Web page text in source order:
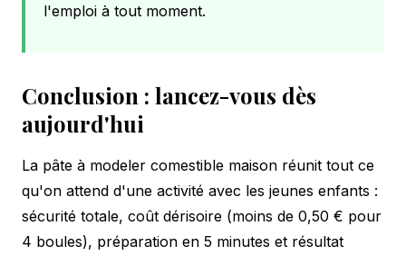
l'emploi à tout moment.
Conclusion : lancez-vous dès
aujourd'hui
La pâte à modeler comestible maison réunit tout ce
qu'on attend d'une activité avec les jeunes enfants :
sécurité totale, coût dérisoire (moins de 0,50 € pour
4 boules), préparation en 5 minutes et résultat